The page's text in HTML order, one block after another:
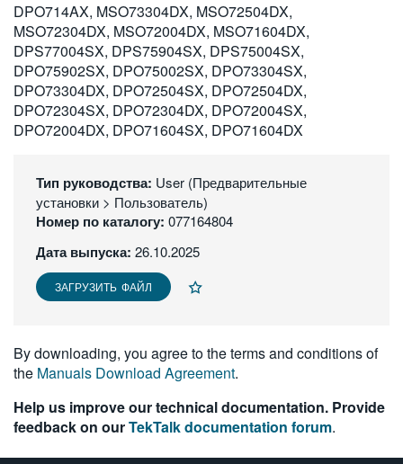
繁體中文
DPO714AX, MSO73304DX, MSO72504DX,
MSO72304DX, MSO72004DX, MSO71604DX,
DPS77004SX, DPS75904SX, DPS75004SX,
DPO75902SX, DPO75002SX, DPO73304SX,
DPO73304DX, DPO72504SX, DPO72504DX,
DPO72304SX, DPO72304DX, DPO72004SX,
DPO72004DX, DPO71604SX, DPO71604DX
Тип руководства: User (Предварительные
установки > Пользователь)
Номер по каталогу: 077164804
Дата выпуска: 26.10.2025
ЗАГРУЗИТЬ ФАЙЛ
By downloading, you agree to the terms and conditions of
the Manuals Download Agreement.
Help us improve our technical documentation. Provide
feedback on ourTekTalk documentation forum.